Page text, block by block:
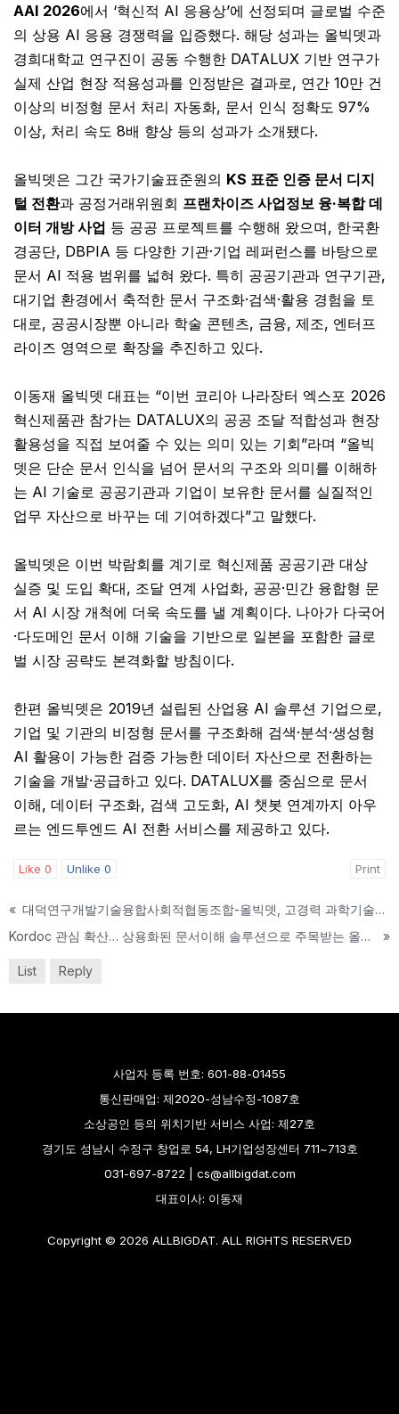
AAI 2026에서 ‘혁신적 AI 응용상’에 선정되며 글로벌 수준
의 상용 AI 응용 경쟁력을 입증했다. 해당 성과는 올빅뎃과
경희대학교 연구진이 공동 수행한 DATALUX 기반 연구가
실제 산업 현장 적용성과를 인정받은 결과로, 연간 10만 건
이상의 비정형 문서 처리 자동화, 문서 인식 정확도 97%
이상, 처리 속도 8배 향상 등의 성과가 소개됐다.
올빅뎃은 그간 국가기술표준원의 KS 표준 인증 문서 디지
털 전환과 공정거래위원회 프랜차이즈 사업정보 융·복합 데
이터 개방 사업 등 공공 프로젝트를 수행해 왔으며, 한국환
경공단, DBPIA 등 다양한 기관·기업 레퍼런스를 바탕으로
문서 AI 적용 범위를 넓혀 왔다. 특히 공공기관과 연구기관,
대기업 환경에서 축적한 문서 구조화·검색·활용 경험을 토
대로, 공공시장뿐 아니라 학술 콘텐츠, 금융, 제조, 엔터프
라이즈 영역으로 확장을 추진하고 있다.
이동재 올빅뎃 대표는 “이번 코리아 나라장터 엑스포 2026
혁신제품관 참가는 DATALUX의 공공 조달 적합성과 현장
활용성을 직접 보여줄 수 있는 의미 있는 기회”라며 “올빅
뎃은 단순 문서 인식을 넘어 문서의 구조와 의미를 이해하
는 AI 기술로 공공기관과 기업이 보유한 문서를 실질적인
업무 자산으로 바꾸는 데 기여하겠다”고 말했다.
올빅뎃은 이번 박람회를 계기로 혁신제품 공공기관 대상
실증 및 도입 확대, 조달 연계 사업화, 공공·민간 융합형 문
서 AI 시장 개척에 더욱 속도를 낼 계획이다. 나아가 다국어
·다도메인 문서 이해 기술을 기반으로 일본을 포함한 글로
벌 시장 공략도 본격화할 방침이다.
한편 올빅뎃은 2019년 설립된 산업용 AI 솔루션 기업으로,
기업 및 기관의 비정형 문서를 구조화해 검색·분석·생성형
AI 활용이 가능한 검증 가능한 데이터 자산으로 전환하는
기술을 개발·공급하고 있다. DATALUX를 중심으로 문서
이해, 데이터 구조화, 검색 고도화, AI 챗봇 연계까지 아우
르는 엔드투엔드 AI 전환 서비스를 제공하고 있다.
Like 0 Unlike 0 Print
«
대덕연구개발기술융합사회적협동조합-올빅뎃, 고경력 과학기술인 연계 및 AI 문서이해 확산 위한 업무협약 체결
Kordoc 관심 확산… 상용화된 문서이해 솔루션으로 주목받는 올빅뎃 DATALUX
»
List Reply
사업자 등록 번호: 601-88-01455
통신판매업: 제2020-성남수정-1087호
소상공인 등의 위치기반 서비스 사업: 제27호
경기도 성남시 수정구 창업로 54, LH기업성장센터 711~713호
031-697-8722 | cs@allbigdat.com
대표이사: 이동재
Copyright © 2026 ALLBIGDAT. ALL RIGHTS RESERVED